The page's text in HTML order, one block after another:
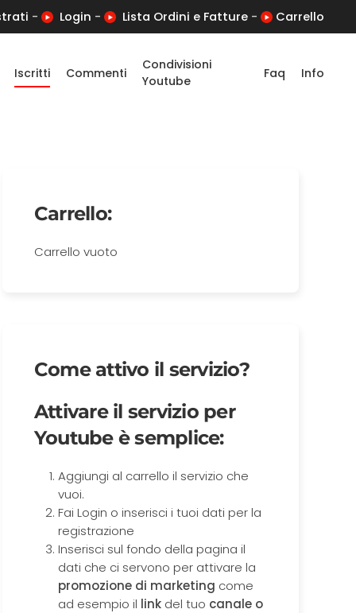
- Login - Lista Ordini e Fatture - Carrello
Iscritti Commenti
Condivisioni
Youtube
Faq Info
Carrello:
Carrello vuoto
Come attivo il servizio?
Attivare il servizio per
Youtube è semplice:
Aggiungi al carrello il servizio che
vuoi.
Fai Login o inserisci i tuoi dati per la
registrazione
Inserisci sul fondo della pagina il
dati che ci servono per attivare la
promozione di marketing come
ad esempio il linkdel tuo canale o